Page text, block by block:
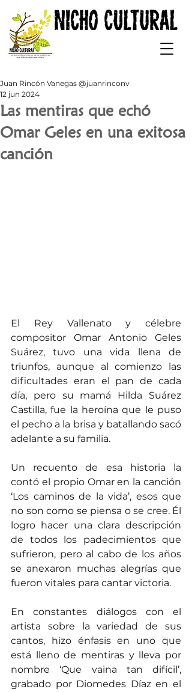
Las mentiras que echó
Omar Geles en una exitosa
canción
Juan Rincón Vanegas @juanrinconv
12 jun 2024
El Rey Vallenato y célebre
compositor Omar Antonio Geles
Suárez, tuvo una vida llena de
triunfos, aunque al comienzo las
dificultades eran el pan de cada
día, pero su mamá Hilda Suárez
Castilla, fue la heroína que le puso
el pecho a la brisa y batallando sacó
adelante a su familia.
Un recuento de esa historia la
contó el propio Omar en la canción
‘Los caminos de la vida’, esos que
no son como se piensa o se cree. Él
logro hacer una clara descripción
de todos los padecimientos que
sufrieron, pero al cabo de los años
se anexaron muchas alegrías que
fueron vitales para cantar victoria.
En constantes diálogos con el
artista sobre la variedad de sus
cantos, hizo énfasis en uno que
está lleno de mentiras y lleva por
nombre ‘Que vaina tan difícil’,
grabado por Diomedes Díaz en el